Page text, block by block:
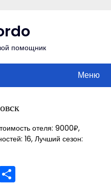
помощник
Меню
отеля: 9000₽,
16, Лучший сезон: